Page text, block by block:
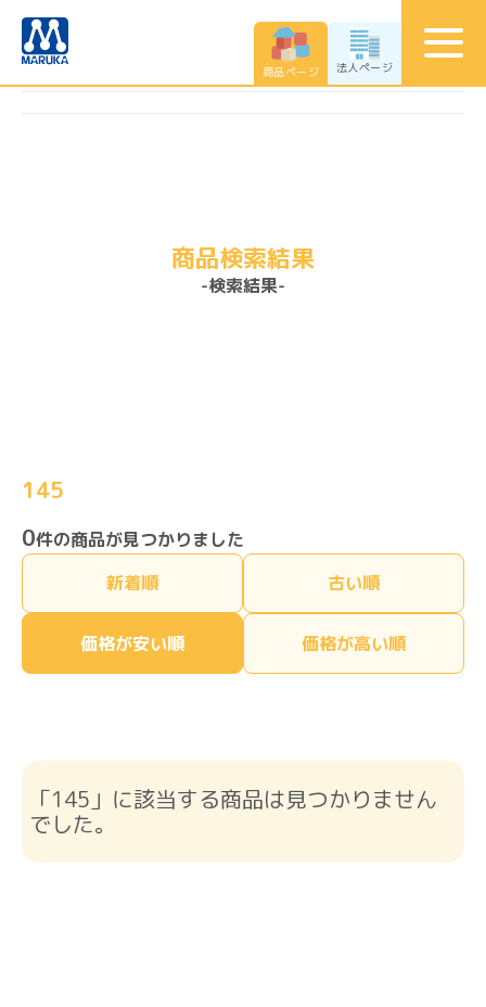
商品ページ 法人ページ
商品検索結果
-検索結果-
145
0件の商品が見つかりました
新着順
古い順
価格が安い順 価格が高い順
「145」に該当する商品は見つかりません
でした。